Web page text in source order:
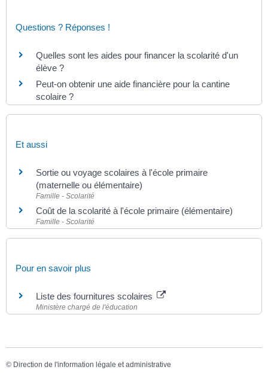
Questions ? Réponses !
Quelles sont les aides pour financer la scolarité d'un
élève ?
Peut-on obtenir une aide financière pour la cantine
scolaire ?
Et aussi
Sortie ou voyage scolaires à l'école primaire
(maternelle ou élémentaire)
Famille - Scolarité
Coût de la scolarité à l'école primaire (élémentaire)
Famille - Scolarité
Pour en savoir plus
Liste des fournitures scolaires
Ministère chargé de l'éducation
© Direction de l'information légale et administrative